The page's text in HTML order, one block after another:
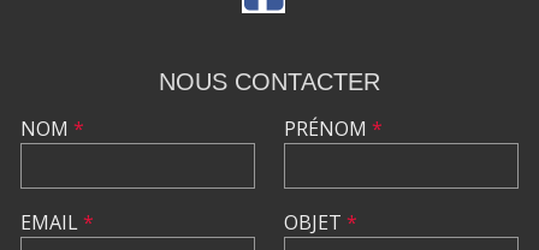
NOUS CONTACTER
NOM *
EMAIL*
PRÉNOM *
OBJET *